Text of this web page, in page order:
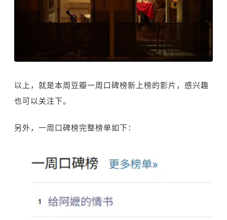
以上，就是本周豆瓣一周口碑榜新上榜的影片，感兴趣
也可以关注下。
另外，一周口碑榜完整榜单如下：